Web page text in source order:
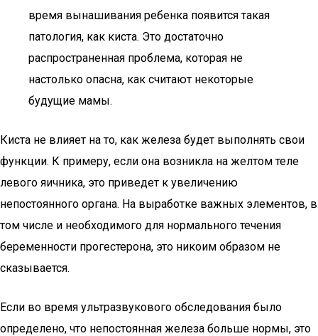
время вынашивания ребенка появится такая
патология, как киста. Это достаточно
распространенная проблема, которая не
настолько опасна, как считают некоторые
будущие мамы.
Киста не влияет на то, как железа будет выполнять свои
функции. К примеру, если она возникла на желтом теле
левого яичника, это приведет к увеличению
непостоянного органа. На выработке важных элементов, в
том числе и необходимого для нормального течения
беременности прогестерона, это никоим образом не
сказывается.
Если во время ультразвукового обследования было
определено, что непостоянная железа больше нормы, это